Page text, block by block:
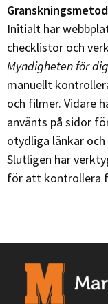
Granskningsmetod
Initialt har
checklistor och
Myndigheten för
manuellt
och filmer. Vidare
använts på sidor
otydliga länkar
Slutligen har
för att kontrollera